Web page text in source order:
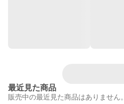
最近見た商品
販売中の最近見た商品はありません。